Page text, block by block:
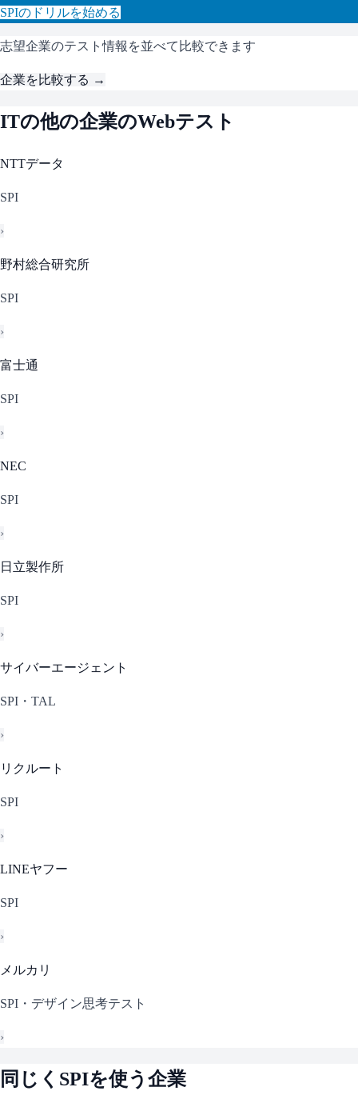
SPIのドリルを始める
志望企業のテスト情報を並べて比較できます
企業を比較する →
ITの他の企業のWebテスト
NTTデータ
SPI
›
野村総合研究所
SPI
›
富士通
SPI
›
NEC
SPI
›
日立製作所
SPI
›
サイバーエージェント
SPI・TAL
›
リクルート
SPI
›
LINEヤフー
SPI
›
メルカリ
SPI・デザイン思考テスト
›
同じく SPIを使う企業